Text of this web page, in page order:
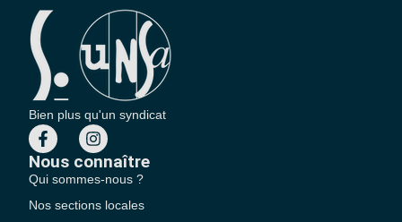
Bien plus qu'un syndicat
Nous connaître
Qui sommes-nous ?
Nos sections locales